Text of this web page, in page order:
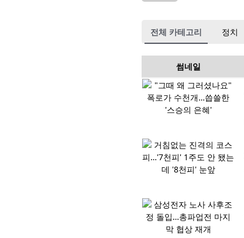
전체 카테고리 정치
썸네일